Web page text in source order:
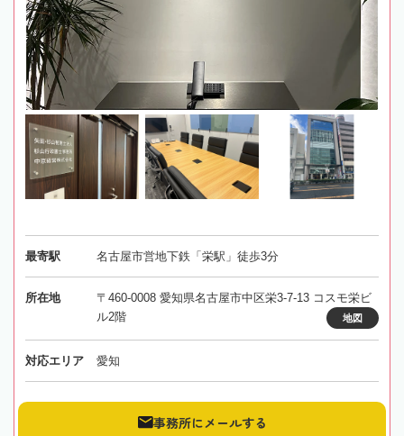
最寄駅 名古屋市営地下鉄「栄駅」徒歩3分
所在地
〒460-0008 愛知県名古屋市中区栄3-7-13 コスモ栄ビ
ル2階
地図
対応エリア 愛知
事務所にメールする